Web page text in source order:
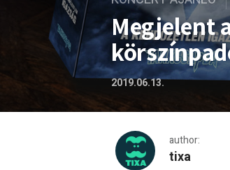
Megjelent
2019.06.13.
author:
tixa